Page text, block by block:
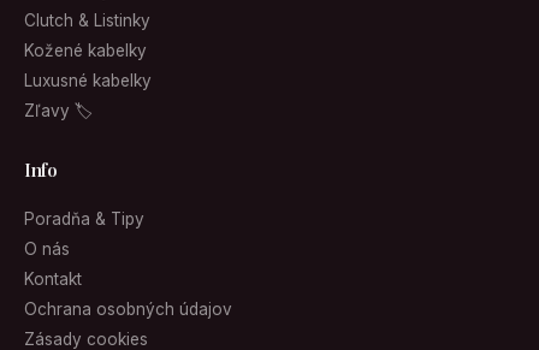
Clutch & Listinky
Kožené kabelky
Luxusné kabelky
Zľavy 🏷
Info
Poradňa & Tipy
O nás
Kontakt
Ochrana osobných údajov
Zásady cookies